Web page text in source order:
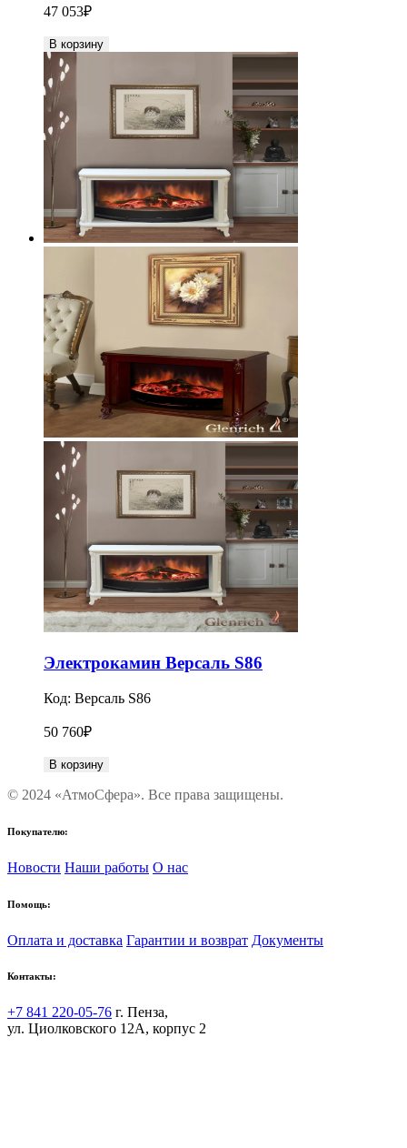
47 053₽
В корзину
Электрокамин Версаль S86
Код: Версаль S86
50 760₽
В корзину
© 2024 «АтмоСфера». Все права защищены.
Покупателю:
Новости Наши работы О нас
Помощь:
Оплата и доставка Гарантии и возврат Документы
Контакты:
+7 841 220-05-76 г. Пенза,
ул. Циолковского 12А, корпус 2